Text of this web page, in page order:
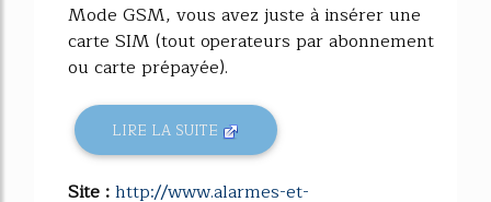
Mode GSM, vous avez juste à insérer une
carte SIM (tout operateurs par abonnement
ou carte prépayée).
LIRE LA SUITE
Site :http://www.alarmes-et-